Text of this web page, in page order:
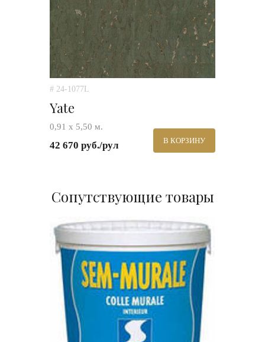
# 24-1077L
Yate
0,91 х 5,50 м.
42 670 руб./рул В КОРЗИНУ
Сопутствующие товары